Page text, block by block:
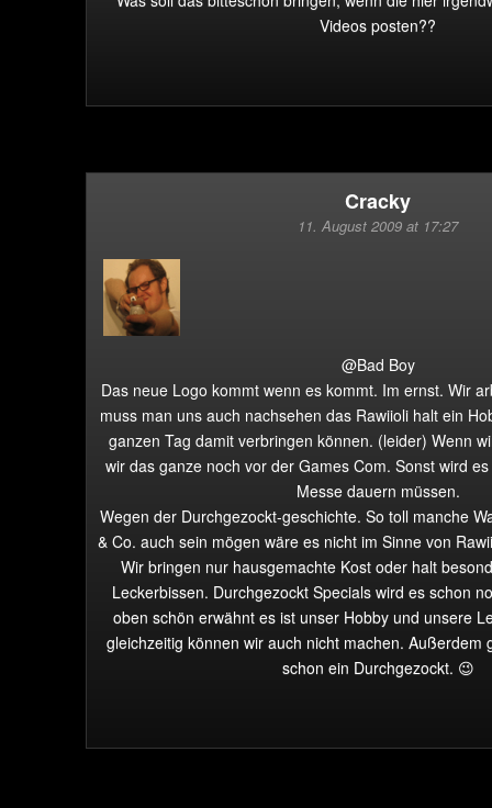
Videos posten??
Cracky
11. August 2009 at 17:27
@Bad Boy
Das neue Logo kommt wenn es kommt. Im ernst. Wir
muss man uns auch nachsehen das Rawiioli halt ein
ganzen Tag damit verbringen können. (leider) Wenn
wir das ganze noch vor der Games Com. Sonst wird
Messe dauern müssen.
Wegen der Durchgezockt-geschichte. So toll manche
& Co. auch sein mögen wäre es nicht im Sinne von
Wir bringen nur hausgemachte Kost oder halt
Leckerbissen. Durchgezockt Specials wird es schon
oben schön erwähnt es ist unser Hobby und unsere
gleichzeitig können wir auch nicht machen. Außerdem
schon ein Durchgezockt. 😉